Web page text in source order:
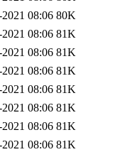
08:06 80K
08:06 81K
08:06 81K
08:06 81K
08:06 81K
08:06 81K
08:06 81K
08:06 81K